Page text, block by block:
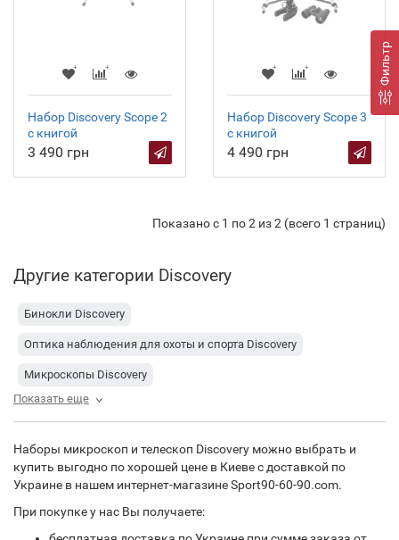
Фильтр
Набор Discovery Scope 2
с книгой
3 490 грн
Набор Discovery Scope 3
с книгой
4 490 грн
Показано с 1 по 2 из 2 (всего 1 страниц)
Другие категории Discovery
Бинокли Discovery
Оптика наблюдения для охоты и спорта Discovery
Микроскопы Discovery
Наборы микроскоп и телескоп Discovery
Показать еще
Наборы микроскоп и телескоп Discovery можно выбрать и
купить выгодно по хорошей цене в Киеве с доставкой по
Украине в нашем интернет-магазине Sport90-60-90.com.
При покупке у нас Вы получаете: